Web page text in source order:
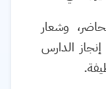
وشعار
الدارس